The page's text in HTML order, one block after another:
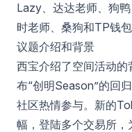
Lazy、达达老师、狗
时老师、桑狗和TP钱
议题介绍和背景
西宝介绍了空间活动
布“创明Season”的回
社区热情参与。新的
幅，登陆多个交易所，